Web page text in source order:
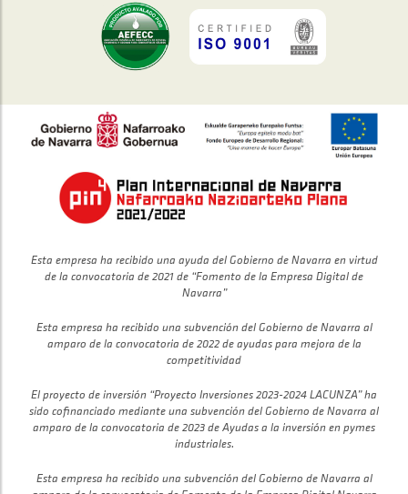
Esta empresa ha recibido una ayuda del Gobierno de Navarra en virtud
de la convocatoria de 2021 de “Fomento de la Empresa Digital de
Navarra”
Esta empresa ha recibido una subvención del Gobierno de Navarra al
amparo de la convocatoria de 2022 de ayudas para mejora de la
competitividad
El proyecto de inversión “Proyecto Inversiones 2023-2024 LACUNZA” ha
sido cofinanciado mediante una subvención del Gobierno de Navarra al
amparo de la convocatoria de 2023 de Ayudas a la inversión en pymes
industriales.
Esta empresa ha recibido una subvención del Gobierno de Navarra al